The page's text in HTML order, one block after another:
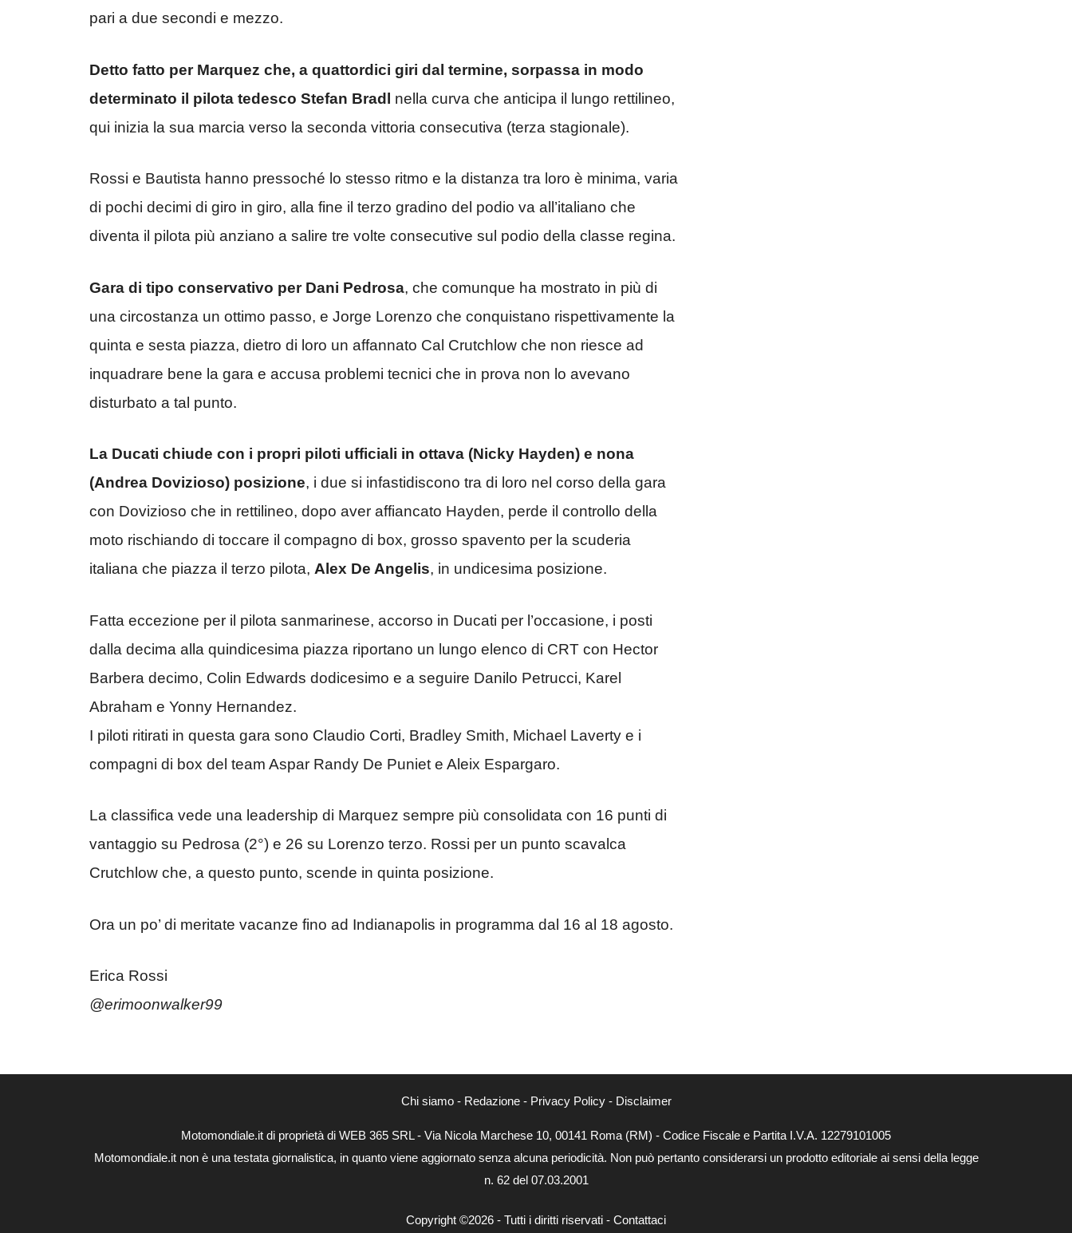
pari a due secondi e mezzo.
Detto fatto per Marquez che, a quattordici giri dal termine, sorpassa in modo
determinato il pilota tedesco Stefan Bradl nella curva che anticipa il lungo rettilineo,
qui inizia la sua marcia verso la seconda vittoria consecutiva (terza stagionale).
Rossi e Bautista hanno pressoché lo stesso ritmo e la distanza tra loro è minima, varia
di pochi decimi di giro in giro, alla fine il terzo gradino del podio va all’italiano che
diventa il pilota più anziano a salire tre volte consecutive sul podio della classe regina.
Gara di tipo conservativo per Dani Pedrosa, che comunque ha mostrato in più di
una circostanza un ottimo passo, e Jorge Lorenzo che conquistano rispettivamente la
quinta e sesta piazza, dietro di loro un affannato Cal Crutchlow che non riesce ad
inquadrare bene la gara e accusa problemi tecnici che in prova non lo avevano
disturbato a tal punto.
La Ducati chiude con i propri piloti ufficiali in ottava (Nicky Hayden) e nona
(Andrea Dovizioso) posizione, i due si infastidiscono tra di loro nel corso della gara
con Dovizioso che in rettilineo, dopo aver affiancato Hayden, perde il controllo della
moto rischiando di toccare il compagno di box, grosso spavento per la scuderia
italiana che piazza il terzo pilota, Alex De Angelis, in undicesima posizione.
Fatta eccezione per il pilota sanmarinese, accorso in Ducati per l’occasione, i posti
dalla decima alla quindicesima piazza riportano un lungo elenco di CRT con Hector
Barbera decimo, Colin Edwards dodicesimo e a seguire Danilo Petrucci, Karel
Abraham e Yonny Hernandez.
I piloti ritirati in questa gara sono Claudio Corti, Bradley Smith, Michael Laverty e i
compagni di box del team Aspar Randy De Puniet e Aleix Espargaro.
La classifica vede una leadership di Marquez sempre più consolidata con 16 punti di
vantaggio su Pedrosa (2°) e 26 su Lorenzo terzo. Rossi per un punto scavalca
Crutchlow che, a questo punto, scende in quinta posizione.
Ora un po’ di meritate vacanze fino ad Indianapolis in programma dal 16 al 18 agosto.
Erica Rossi
@erimoonwalker99
Chi siamo- Redazione- Privacy Policy- Disclaimer
Motomondiale.it di proprietà di WEB 365 SRL - Via Nicola Marchese 10, 00141 Roma (RM) - Codice Fiscale e Partita I.V.A. 12279101005
Motomondiale.it non è una testata giornalistica, in quanto viene aggiornato senza alcuna periodicità. Non può pertanto considerarsi un prodotto editoriale ai sensi della legge
n. 62 del 07.03.2001
Copyright ©2026 - Tutti i diritti riservati - Contattaci